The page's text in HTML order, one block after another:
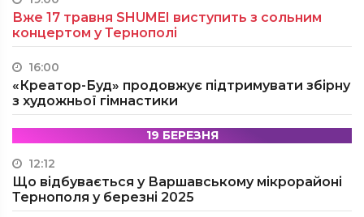
Вже 17 травня SHUMEI виступить з сольним
концертом у Тернополі
16:00
«Креатор-Буд» продовжує підтримувати збірну
з художньої гімнастики
19 БЕРЕЗНЯ
12:12
Що відбувається у Варшавському мікрорайоні
Тернополя у березні 2025